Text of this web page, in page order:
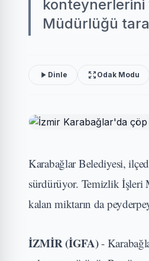
konteynerlerini
Müdürlüğü
Dinle Odak Modu
Karabağlar Belediyesi,
sürdürüyor. Temizlik İşleri
kalan miktarın da
İZMİR (İGFA)-